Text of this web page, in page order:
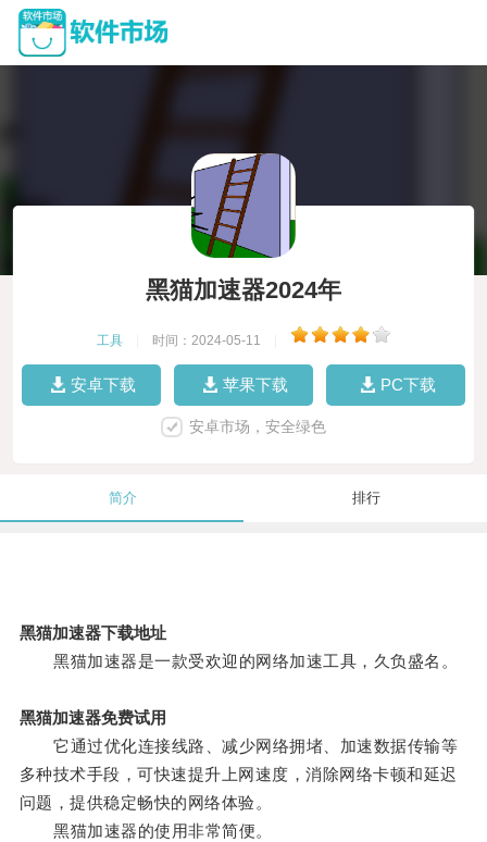
黑猫加速器2024年
工具 时间：2024-05-11
安卓下载 苹果下载 PC下载
安卓市场，安全绿色
简介 排行
黑猫加速器下载地址
黑猫加速器是一款受欢迎的网络加速工具，久负盛名。
黑猫加速器免费试用
它通过优化连接线路、减少网络拥堵、加速数据传输等
多种技术手段，可快速提升上网速度，消除网络卡顿和延迟
问题，提供稳定畅快的网络体验。
黑猫加速器的使用非常简便。